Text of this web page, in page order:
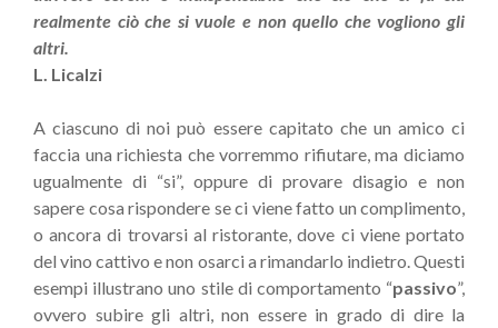
realmente ciò che si vuole e non quello che vogliono gli
altri.
L. Licalzi
A ciascuno di noi può essere capitato che un amico ci
faccia una richiesta che vorremmo rifiutare, ma diciamo
ugualmente di “si”, oppure di provare disagio e non
sapere cosa rispondere se ci viene fatto un complimento,
o ancora di trovarsi al ristorante, dove ci viene portato
del vino cattivo e non osarci a rimandarlo indietro. Questi
esempi illustrano uno stile di comportamento “passivo”,
ovvero subire gli altri, non essere in grado di dire la